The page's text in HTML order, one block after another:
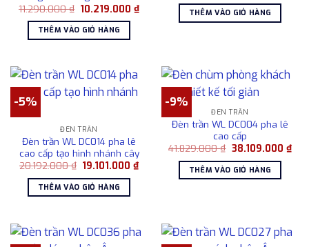
11.290.000₫ Giá
là:
11.290.000 ₫.
10.219.000₫Giá
hiện
THÊM VÀO GIỎ HÀNG
là:
8.192.000 ₫.
THÊM VÀO GIỎ HÀNG
-5%
ĐÈN TRẦN
Đèn trần WL DC014 pha lê
cao cấp tạo hình nhánh cây
20.192.000₫ Giá
là:
20.192.000 ₫.
19.101.000₫Giá
hiện
THÊM VÀO GIỎ HÀNG
-9%
ĐÈN TRẦN
Đèn trần WL DC004 pha lê
cao cấp
41.829.000₫ Giá
là:
41.829.000 ₫.
38.109.000 ₫Giá
hiện
THÊM VÀO GIỎ HÀNG